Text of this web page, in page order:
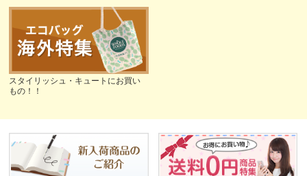
スタイリッシュ・キュートにお買い
もの！！